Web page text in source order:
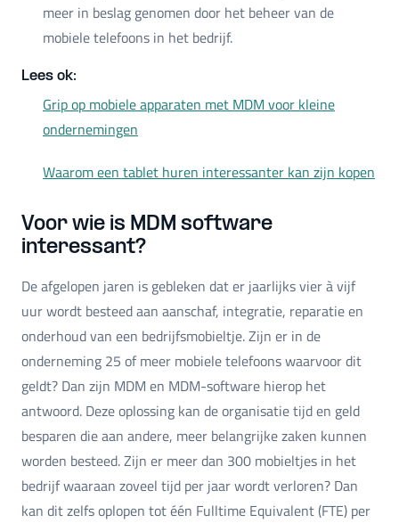
meer in beslag genomen door het beheer van de
mobiele telefoons in het bedrijf.
Lees ok:
Grip op mobiele apparaten met MDM voor kleine
ondernemingen
Waarom een tablet huren interessanter kan zijn kopen
Voor wie is MDM software
interessant?
De afgelopen jaren is gebleken dat er jaarlijks vier à vijf
uur wordt besteed aan aanschaf, integratie, reparatie en
onderhoud van een bedrijfsmobieltje. Zijn er in de
onderneming 25 of meer mobiele telefoons waarvoor dit
geldt? Dan zijn MDM en MDM-software hierop het
antwoord. Deze oplossing kan de organisatie tijd en geld
besparen die aan andere, meer belangrijke zaken kunnen
worden besteed. Zijn er meer dan 300 mobieltjes in het
bedrijf waaraan zoveel tijd per jaar wordt verloren? Dan
kan dit zelfs oplopen tot één Fulltime Equivalent (FTE) per